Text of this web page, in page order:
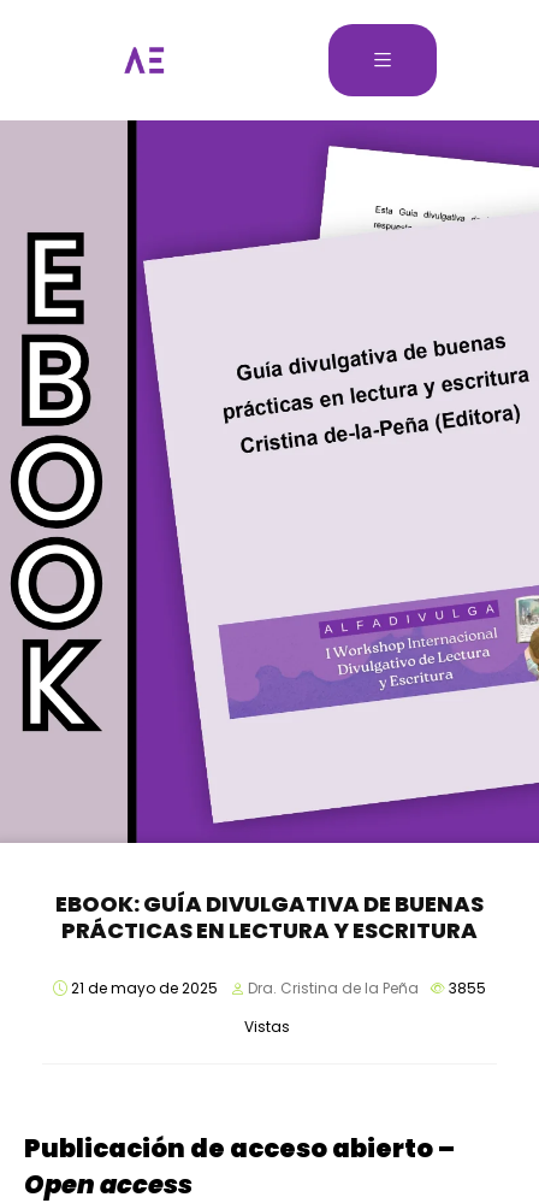
EBOOK: GUÍA DIVULGATIVA DE BUENAS
PRÁCTICAS EN LECTURA Y ESCRITURA
21 de mayo de 2025 Dra. Cristina de la Peña
3855
Vistas
Publicación de acceso abierto –
Open access